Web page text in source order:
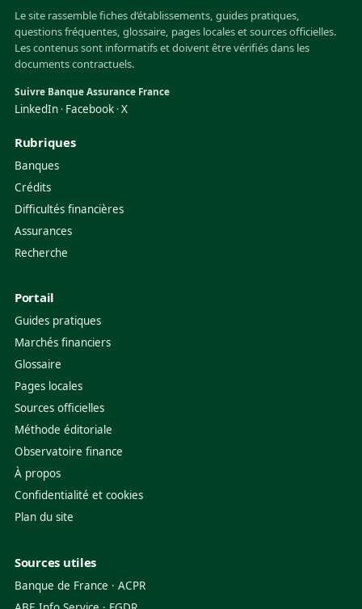
Le site rassemble fiches d’établissements, guides pratiques,
questions fréquentes, glossaire, pages locales et sources officielles.
Les contenus sont informatifs et doivent être vérifiés dans les
documents contractuels.
Suivre Banque Assurance France
LinkedIn · Facebook ·X
Rubriques
Banques
Crédits
Difficultés financières
Assurances
Recherche
Portail
Guides pratiques
Marchés financiers
Glossaire
Pages locales
Sources officielles
Méthode éditoriale
Observatoire finance
À propos
Confidentialité et cookies
Plan du site
Sources utiles
Banque de France · ACPR